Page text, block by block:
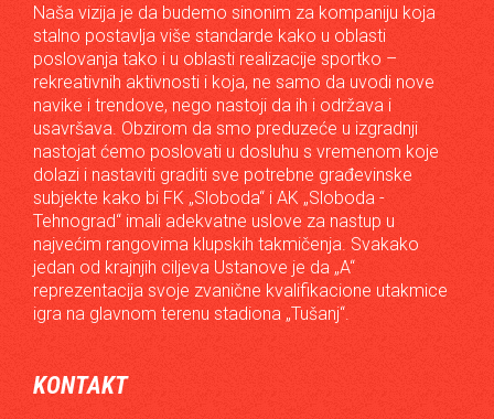
Naša vizija je da budemo sinonim za kompaniju koja
stalno postavlja više standarde kako u oblasti
poslovanja tako i u oblasti realizacije sportko –
rekreativnih aktivnosti i koja, ne samo da uvodi nove
navike i trendove, nego nastoji da ih i održava i
usavršava. Obzirom da smo preduzeće u izgradnji
nastojat ćemo poslovati u dosluhu s vremenom koje
dolazi i nastaviti graditi sve potrebne građevinske
subjekte kako bi FK „Sloboda“ i AK „Sloboda -
Tehnograd“ imali adekvatne uslove za nastup u
najvećim rangovima klupskih takmičenja. Svakako
jedan od krajnjih ciljeva Ustanove je da „A“
reprezentacija svoje zvanične kvalifikacione utakmice
igra na glavnom terenu stadiona „Tušanj“.
KONTAKT